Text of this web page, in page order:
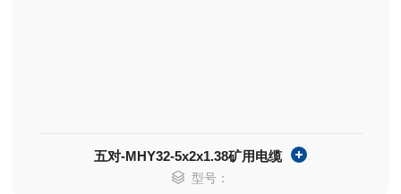
五对-MHY32-5x2x1.38矿用电缆
型号：